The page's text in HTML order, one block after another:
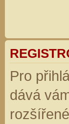
Pro
dává